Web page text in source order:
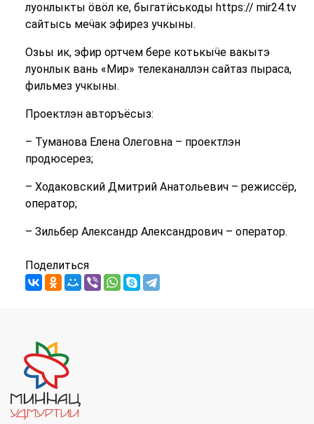
луонлыкты ӧвӧл ке, быгатӥськоды https:// mir24.tv
сайтысь меӵак эфирез учкыны.
Озьы ик, эфир ортчем бере котькыӵе вакытэ
луонлык вань «Мир» телеканаллэн сайтаз пыраса,
фильмез учкыны.
Проектлэн авторъёсыз:
– Туманова Елена Олеговна – проектлэн
продюсерез;
– Ходаковский Дмитрий Анатольевич – режиссёр,
оператор;
– Зильбер Александр Александрович – оператор.
Поделиться